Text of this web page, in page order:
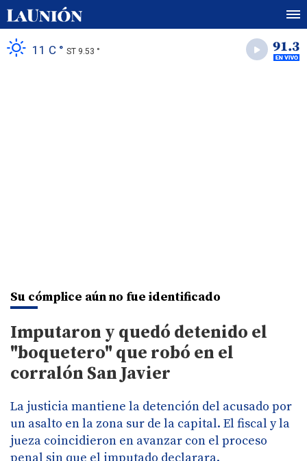
11 C ° ST 9.53 °
Su cómplice aún no fue identificado
Imputaron y quedó detenido el
"boquetero" que robó en el
corralón San Javier
La justicia mantiene la detención del acusado por
un asalto en la zona sur de la capital. El fiscal y la
jueza coincidieron en avanzar con el proceso